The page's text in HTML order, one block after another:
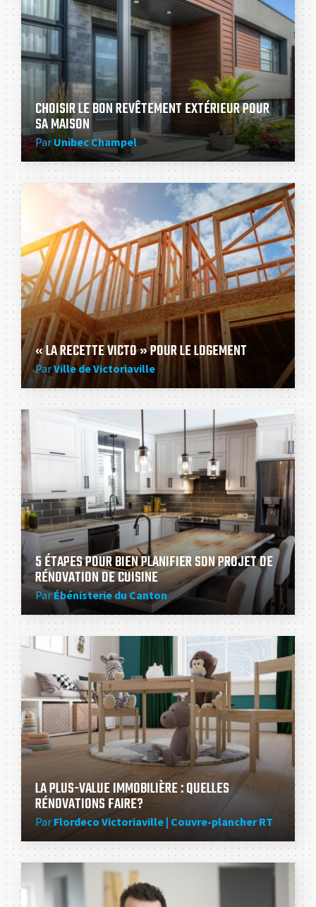
CHOISIR LE BON REVÊTEMENT EXTÉRIEUR POUR
SA MAISON
ParUnibec Champel
« LA RECETTE VICTO » POUR LE LOGEMENT
ParVille de Victoriaville
5 ÉTAPES POUR BIEN PLANIFIER SON PROJET DE
RÉNOVATION DE CUISINE
ParÉbénisterie du Canton
LA PLUS-VALUE IMMOBILIÈRE : QUELLES
RÉNOVATIONS FAIRE?
Par Flordeco Victoriaville | Couvre-plancher RT